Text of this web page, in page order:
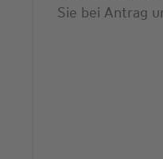
Sie bei Antrag